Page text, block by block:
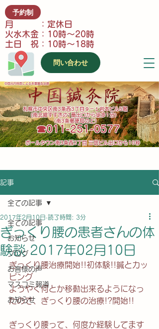
予約制
月 ：定休日
火水木金：10時～20時
土日 祝：10時～18時
問い合わせ
中国元内科医による本番鍼灸治療
​札幌市中央区南3条西3丁目９－１岩本ビル5階
(南北線すすきの1番出口から徒歩1分）
（南3条郵便局の上）
​☎011-251-0577
​ポールタウン南3条西3丁目 三信ビル出口から10秒
記事
全ての記事
お知らせ
ブログ
お客様の声
マスコミ報道
お知らせ
全ての記事
ぎっくり腰の患者さんの体
験談 2017年02月10日
2017年2月10日 読了時間: 3分
ぎっくり腰治療開始!!初体験!!鍼とカッ
ピング
ようやく何とか移動出来るようになっ
たので、ぎっくり腰の治療!?開始!!
ぎっくり腰って、何度か経験してます